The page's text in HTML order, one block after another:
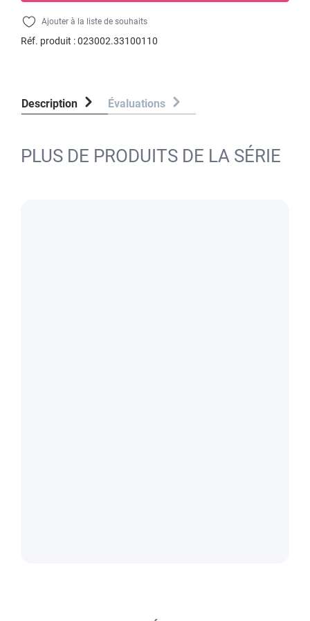
Ajouter à la liste de souhaits
Réf. produit :023002.33100110
Description Évaluations
PLUS DE PRODUITS DE LA SÉRIE